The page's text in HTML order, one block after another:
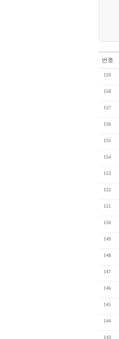
번호
159
158
157
156
155
154
153
152
151
150
149
148
147
146
145
144
143